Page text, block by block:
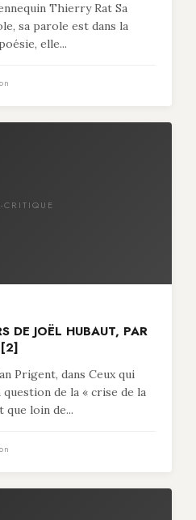
Thierry Rat Sa
sa parole est dans la
elle...
CRITIQUE
DE JOËL HUBAUT, PAR
[2]
Prigent, dans Ceux qui
de la « crise de la
que loin de...